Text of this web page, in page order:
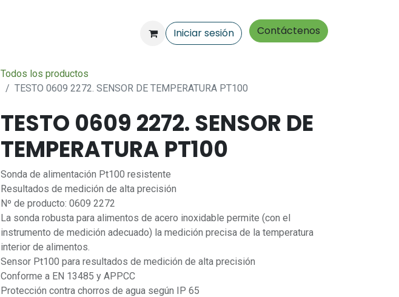
Iniciar sesión Contáctenos
Todos los productos
TESTO 0609 2272. SENSOR DE TEMPERATURA PT100
TESTO 0609 2272. SENSOR DE
TEMPERATURA PT100
Sonda de alimentación Pt100 resistente
Resultados de medición de alta precisión
Nº de producto: 0609 2272
La sonda robusta para alimentos de acero inoxidable permite (con el
instrumento de medición adecuado) la medición precisa de la temperatura
interior de alimentos.
Sensor Pt100 para resultados de medición de alta precisión
Conforme a EN 13485 y APPCC
Protección contra chorros de agua según IP 65